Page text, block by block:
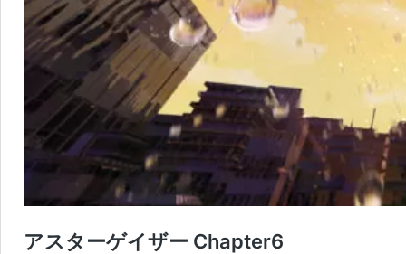
アスターゲイザー Chapter6